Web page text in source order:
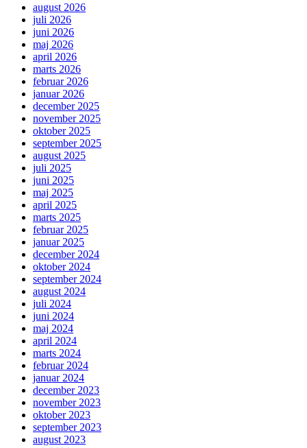
august 2026
juli 2026
juni 2026
maj 2026
april 2026
marts 2026
februar 2026
januar 2026
december 2025
november 2025
oktober 2025
september 2025
august 2025
juli 2025
juni 2025
maj 2025
april 2025
marts 2025
februar 2025
januar 2025
december 2024
oktober 2024
september 2024
august 2024
juli 2024
juni 2024
maj 2024
april 2024
marts 2024
februar 2024
januar 2024
december 2023
november 2023
oktober 2023
september 2023
august 2023